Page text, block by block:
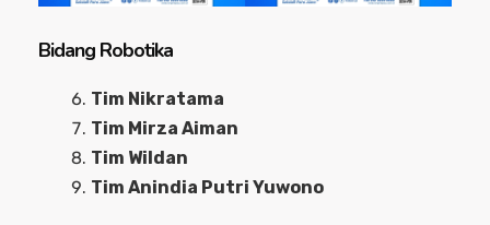
Bidang Robotika
Tim Nikratama
Tim Mirza Aiman
Tim Wildan
Tim Anindia Putri Yuwono